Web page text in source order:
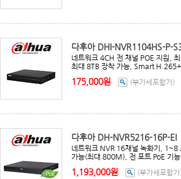
다후아 DHI-NVR1104HS-P-
네트워크 4CH 전 채널 POE 지원,
최대 8TB 장착 가능, Smart
175,000원 (부가세포함가)
다후아 DH-NVR5216-16P-EI
네트워크 NVR 16채널 녹화기, 1~8
가능(최대 800M), 전 포트 PoE 기능
1,193,000원 (부가세포함가)